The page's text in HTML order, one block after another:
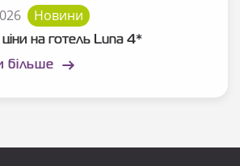
Новини
ціни на готель Luna 4*
більше